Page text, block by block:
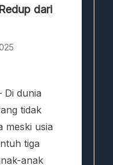
dari
Di dunia
tidak
meski usia
tiga
anak